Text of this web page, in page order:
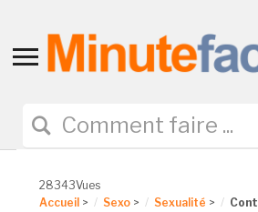
Toggle
navigation
28343Vues
Accueil > Sexo > Sexualité >